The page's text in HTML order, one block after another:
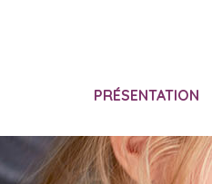
PRÉSENTATION